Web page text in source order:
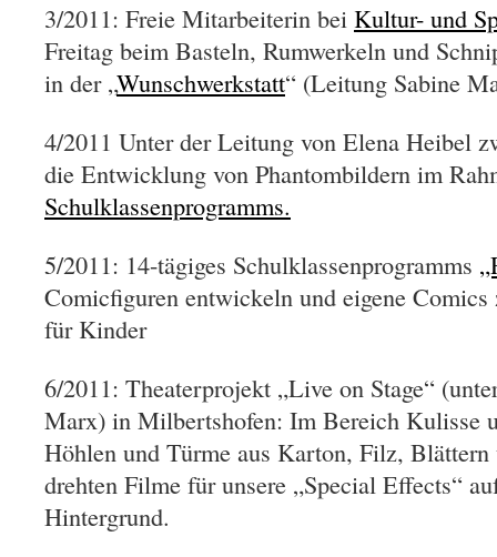
3/2011: Freie Mitarbeiterin bei Kultur- und
Freitag beim Basteln, Rumwerkeln und
in der „Wunschwerkstatt“ (Leitung Sabine
4/2011 Unter der Leitung von Elena Heibel
die Entwicklung von Phantombildern im
Schulklassenprogramms.
5/2011: 14-tägiges Schulklassenprogramms
Comicfiguren entwickeln und eigene Comics
für Kinder
6/2011: Theaterprojekt „Live on Stage“
Marx) in Milbertshofen: Im Bereich Kulisse
Höhlen und Türme aus Karton, Filz,
drehten Filme für unsere „Special Effects“
Hintergrund.